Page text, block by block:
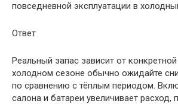
повседневной эксплуатации в
Ответ
Реальный запас зависит от
холодном сезоне обычно ожидайте
по сравнению с тёплым периодом.
салона и батареи увеличивает расход,